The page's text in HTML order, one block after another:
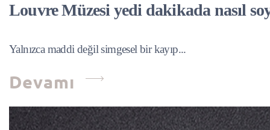
Louvre Müzesi yedi dakikada nasıl
Yalnızca maddi değil simgesel bir kayıp...
Devamı